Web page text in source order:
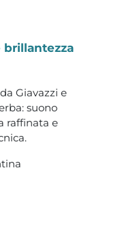
brillantezza
Giavazzi e
suono
raffinata e